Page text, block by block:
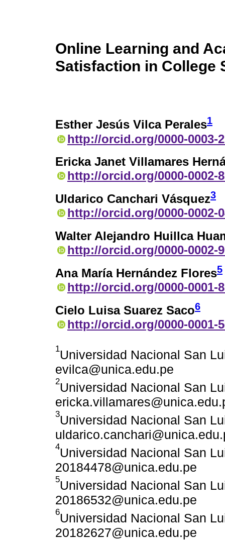
Online Learning and
Satisfaction in College
Esther Jesús Vilca Perales1
http://orcid.org/0000-0003-
Ericka Janet Villamares
http://orcid.org/0000-0002-
Uldarico Canchari Vásquez3
http://orcid.org/0000-0002-
Walter Alejandro Huillca
http://orcid.org/0000-0002-
Ana María Hernández Flores5
http://orcid.org/0000-0001-
Cielo Luisa Suarez Saco6
http://orcid.org/0000-0001-
1Universidad Nacional San
evilca@unica.edu.pe
2Universidad Nacional San
3Universidad Nacional San
4Universidad Nacional San
20184478@unica.edu.pe
5Universidad Nacional San
20186532@unica.edu.pe
6Universidad Nacional San
20182627@unica.edu.pe